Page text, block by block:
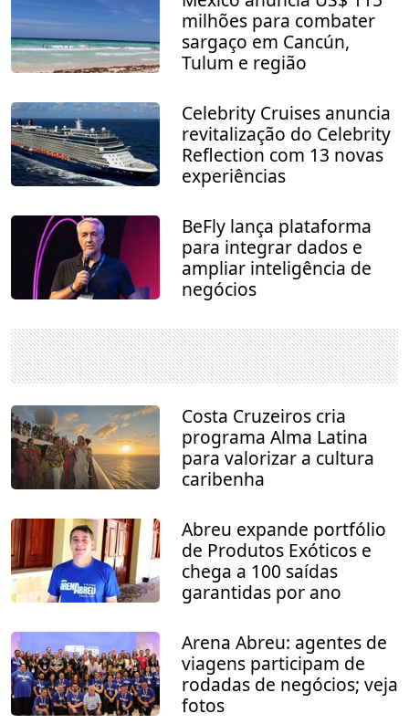
milhões para combater
sargaço em Cancún,
Tulum e região
Celebrity Cruises anuncia
revitalização do Celebrity
Reflection com 13 novas
experiências
BeFly lança plataforma
para integrar dados e
ampliar inteligência de
negócios
Costa Cruzeiros cria
programa Alma Latina
para valorizar a cultura
caribenha
Abreu expande portfólio
de Produtos Exóticos e
chega a 100 saídas
garantidas por ano
Arena Abreu: agentes de
viagens participam de
rodadas de negócios; veja
fotos